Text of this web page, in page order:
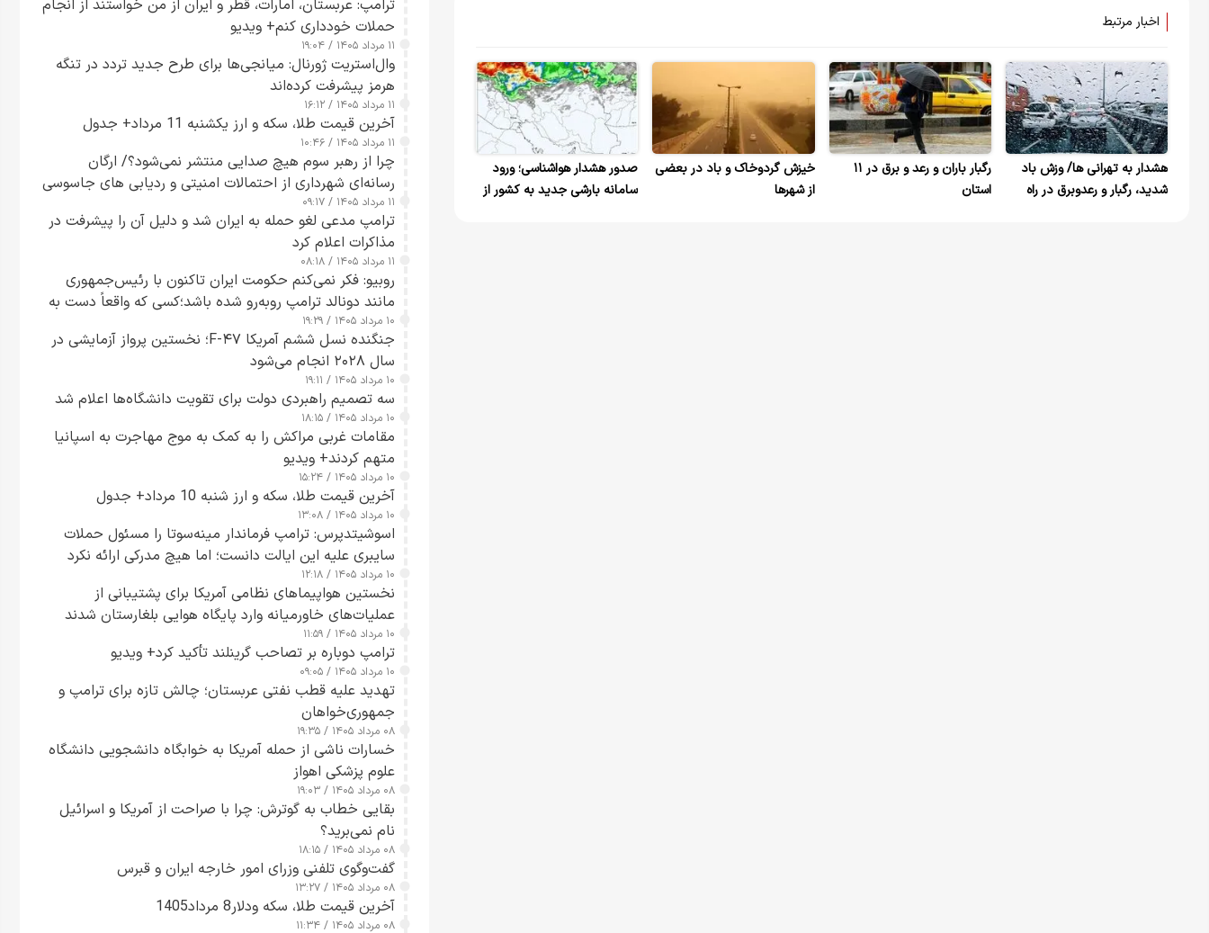
اخبار مرتبط
هشدار به تهرانی ها/ وزش باد
شدید، رگبار و رعدوبرق در راه
رگبار باران و رعد و برق در ۱۱
استان
خیزش گردوخاک و باد در بعضی
از شهرها
صدور هشدار هواشناسی؛ ورود
سامانه بارشی جدید به کشور از
ترامپ: عربستان، امارات، قطر و ایران از من خواستند از انجام
حملات خودداری کنم+ ویدیو
۱۱ مرداد ۱۴۰۵ / ۱۹:۰۴
وال‌استریت ژورنال: میانجی‌ها برای طرح جدید تردد در تنگه
هرمز پیشرفت کرده‌اند
۱۱ مرداد ۱۴۰۵ / ۱۶:۱۲
آخرین قیمت طلا، سکه و ارز یکشنبه 11 مرداد+ جدول
۱۱ مرداد ۱۴۰۵ / ۱۰:۴۶
چرا از رهبر سوم هیچ صدایی منتشر نمی‌شود؟/ ارگان
رسانه‌ای شهرداری از احتمالات امنیتی و ردیابی های جاسوسی
گفت
۱۱ مرداد ۱۴۰۵ / ۰۹:۱۷
ترامپ مدعی لغو حمله به ایران شد و دلیل آن را پیشرفت در
مذاکرات اعلام کرد
۱۱ مرداد ۱۴۰۵ / ۰۸:۱۸
روبیو: فکر نمی‌کنم حکومت ایران تاکنون با رئیس‌جمهوری
مانند دونالد ترامپ روبه‌رو شده باشد؛کسی که واقعاً دست به
اقدام می‌زند
۱۰ مرداد ۱۴۰۵ / ۱۹:۲۹
جنگنده نسل ششم آمریکا F-۴۷؛ نخستین پرواز آزمایشی در
سال ۲۰۲۸ انجام می‌شود
۱۰ مرداد ۱۴۰۵ / ۱۹:۱۱
سه تصمیم راهبردی دولت برای تقویت دانشگاه‌ها اعلام شد
۱۰ مرداد ۱۴۰۵ / ۱۸:۱۵
مقامات غربی مراکش را به کمک به موج مهاجرت به اسپانیا
متهم کردند+ ویدیو
۱۰ مرداد ۱۴۰۵ / ۱۵:۲۴
آخرین قیمت طلا، سکه و ارز شنبه 10 مرداد+ جدول
۱۰ مرداد ۱۴۰۵ / ۱۳:۰۸
اسوشیتدپرس: ترامپ فرماندار مینه‌سوتا را مسئول حملات
سایبری علیه این ایالت دانست؛ اما هیچ مدرکی ارائه نکرد
۱۰ مرداد ۱۴۰۵ / ۱۲:۱۸
نخستین هواپیماهای نظامی آمریکا برای پشتیبانی از
عملیات‌های خاورمیانه وارد پایگاه هوایی بلغارستان شدند
۱۰ مرداد ۱۴۰۵ / ۱۱:۵۹
ترامپ دوباره بر تصاحب گرینلند تأکید کرد+ ویدیو
۱۰ مرداد ۱۴۰۵ / ۰۹:۰۵
تهدید علیه قطب نفتی عربستان؛ چالش تازه برای ترامپ و
جمهوری‌خواهان
۰۸ مرداد ۱۴۰۵ / ۱۹:۳۵
خسارات ناشی از حمله آمریکا به خوابگاه دانشجویی دانشگاه
علوم پزشکی اهواز
۰۸ مرداد ۱۴۰۵ / ۱۹:۰۳
بقایی خطاب به گوترش: چرا با صراحت از آمریکا و اسرائیل
نام نمی‌برید؟
۰۸ مرداد ۱۴۰۵ / ۱۸:۱۵
گفت‌وگوی تلفنی وزرای امور خارجه ایران و قبرس
۰۸ مرداد ۱۴۰۵ / ۱۳:۲۷
آخرین قیمت طلا، سکه ودلار8 مرداد1405
۰۸ مرداد ۱۴۰۵ / ۱۱:۳۴